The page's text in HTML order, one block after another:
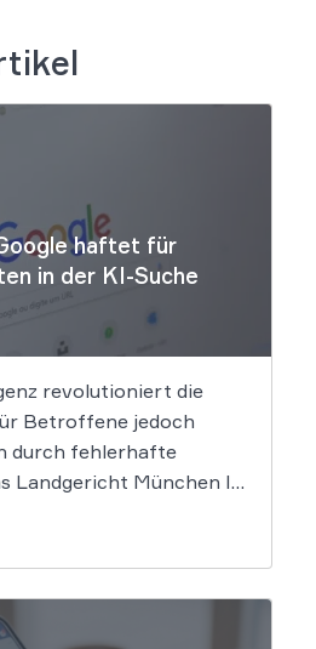
haftet für
in der KI-Suche
revolutioniert die
Betroffene jedoch
durch fehlerhafte
Landgericht München I
Werden durch die
Zusammenfassungen
verbreitet, greift die
des